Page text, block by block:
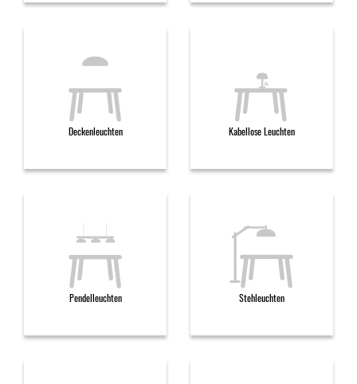
Deckenleuchten Kabellose Leuchten
Pendelleuchten Stehleuchten